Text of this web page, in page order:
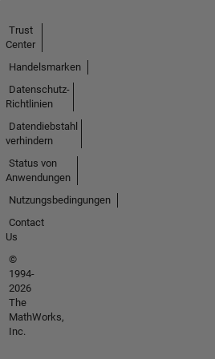
Trust
Center
Handelsmarken
Datenschutz-
Richtlinien
Datendiebstahl
verhindern
Status von
Anwendungen
Nutzungsbedingungen
Contact
Us
©
1994-
2026
The
MathWorks,
Inc.